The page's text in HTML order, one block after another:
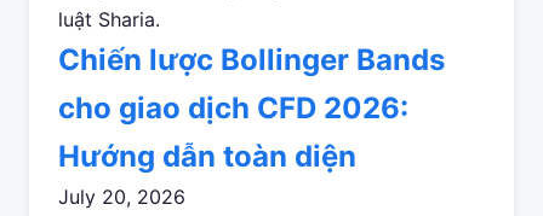
luật Sharia.
Chiến lược Bollinger Bands
cho giao dịch CFD 2026:
Hướng dẫn toàn diện
July 20, 2026